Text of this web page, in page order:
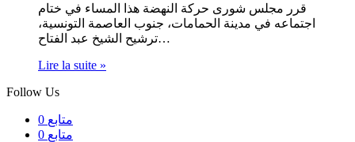
قرر مجلس شورى حركة النهضة هذا المساء في ختام
اجتماعه في مدينة الحمامات، جنوب العاصمة التونسية،
ترشيح الشيخ عبد الفتاح…
Lire la suite »
Follow Us
0 متابع
0 متابع